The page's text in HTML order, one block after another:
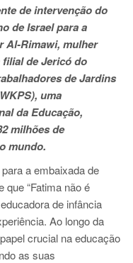
de intervenção do
de Israel para a
Al-Rimawi, mulher
filial de Jericó do
de Jardins
uma
da Educação,
milhões de
mundo.
a embaixada de
que “Fatima não é
de infância
Ao longo da
crucial na educação
as suas